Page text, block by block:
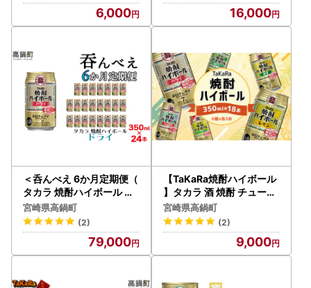
6,000 16,000
＜呑んべえ 6か月定期便（
タカラ 焼酎ハイボール ド
ライ 350ml×24本）＞翌
月中旬頃に第一回目を発送
（※1月・8月は下旬頃）【
c880_mz_x4】
宮崎県高鍋町
(2)
79,000
【TaKaRa焼酎ハイボール
】タカラ 酒 焼酎 チューハ
イ 辛口 国産 人気 飲み比べ
(6種×各3本)
宮崎県高鍋町
(2)
9,000